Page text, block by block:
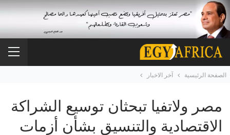
الصفحة الرئيسية آخر الاخبار
مصر ولاتفيا تبحثان توسيع الشراكة
الاقتصادية والتنسيق بشأن أزمات